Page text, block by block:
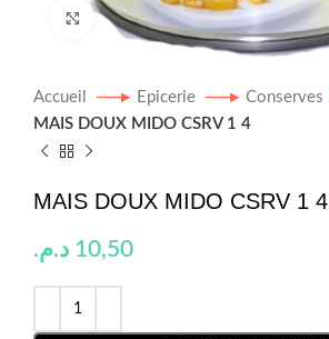
Click to enlarge
Accueil Epicerie
Conserves
MAIS DOUX MIDO CSRV 1 4
MAIS DOUX MIDO CSRV 1 4
10,50 د.م.